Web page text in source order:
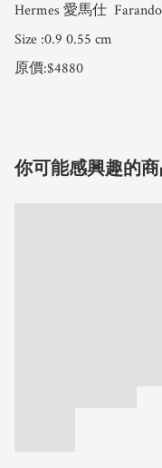
Hermes 愛馬仕
Size :0.9 0.55 cm
原價:$4880
你可能感興趣的